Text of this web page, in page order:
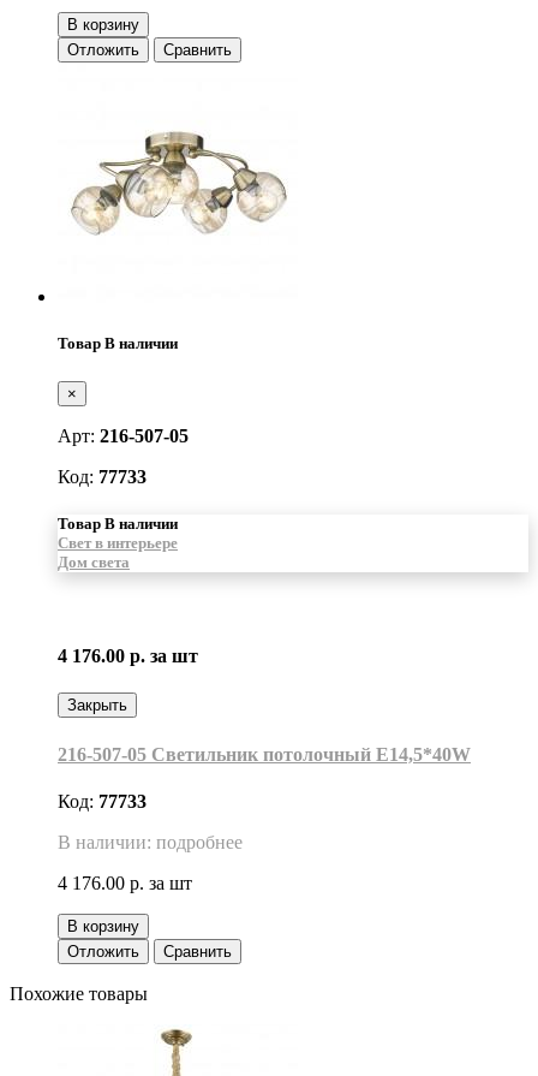
В корзину
Отложить
Сравнить
Товар В наличии
×
Арт: 216-507-05
Код: 77733
Товар В наличии
Свет в интерьере
Дом света
4 176.00 р. за шт
Закрыть
216-507-05 Светильник потолочный Е14,5*40W
Код: 77733
В наличии: подробнее
4 176.00 р. за шт
В корзину
Отложить
Сравнить
Похожие товары